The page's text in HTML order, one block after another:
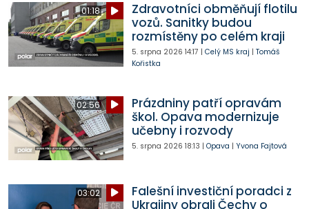
01:18
Zdravotníci obměňují flotilu
vozů. Sanitky budou
rozmístěny po celém kraji
5. srpna 2026 14:17 | Celý MS kraj | Tomáš
Kořistka
02:56
Prázdniny patří opravám
škol. Opava modernizuje
učebny i rozvody
5. srpna 2026 18:13 | Opava | Yvona Fajtová
03:02
Falešní investiční poradci z
Ukrajiny obrali Čechy o